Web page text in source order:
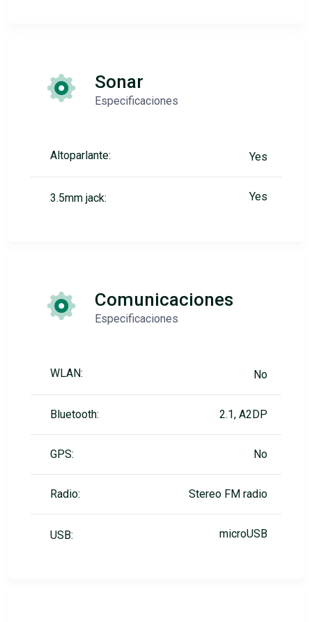
Sonar
Especificaciones
Altoparlante: Yes
3.5mm jack: Yes
Comunicaciones
Especificaciones
WLAN: No
Bluetooth: 2.1, A2DP
GPS: No
Radio: Stereo FM radio
USB: microUSB